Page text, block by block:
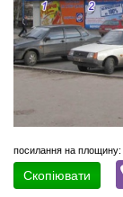
посилання на площину:
Скопіювати